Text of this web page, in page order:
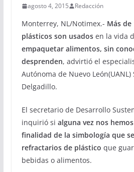
agosto 4, 2015 Redacción
Monterrey, NL/Notimex.- Más
plásticos son usadosen la vida
empaquetar alimentos, sin
desprenden, advirtió el
Autónoma de Nuevo León(UANL)
Delgadillo.
El secretario de Desarrollo
inquirió si alguna vez nos
finalidad de la simbología que
refractarios de plástico que
bebidas o alimentos.